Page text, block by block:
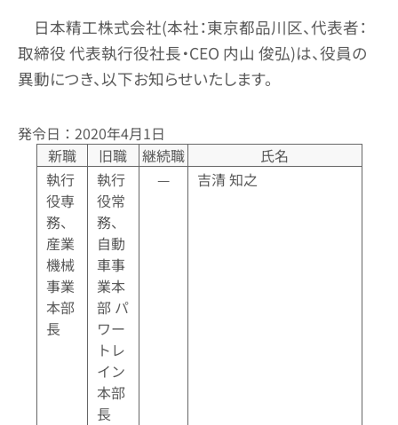
日本精工株式会社(本社：東京都品川区、代表者：
取締役 代表執行役社長・CEO 内山 俊弘)は、役員の
異動につき、以下お知らせいたします。
発令日：2020年4月1日
新職
旧職 継続職
氏名
執行
役専
務、
産業
機械
事業
本部
長
執行
役常
務、
自動
車事
業本
部 パ
ワー
トレ
イン
本部
長
— 吉清 知之